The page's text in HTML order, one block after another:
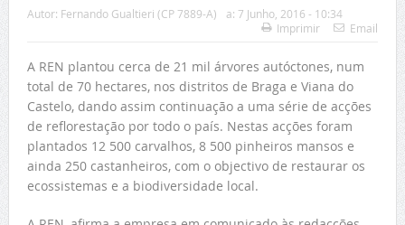
Autor: Fernando Gualtieri (CP 7889-A) a: 7 Junho, 2016 - 10:34
Imprimir
Email
A REN plantou cerca de 21 mil árvores autóctones, num
total de 70 hectares, nos distritos de Braga e Viana do
Castelo, dando assim continuação a uma série de acções
de reflorestação por todo o país. Nestas acções foram
plantados 12 500 carvalhos, 8 500 pinheiros mansos e
ainda 250 castanheiros, com o objectivo de restaurar os
ecossistemas e a biodiversidade local.